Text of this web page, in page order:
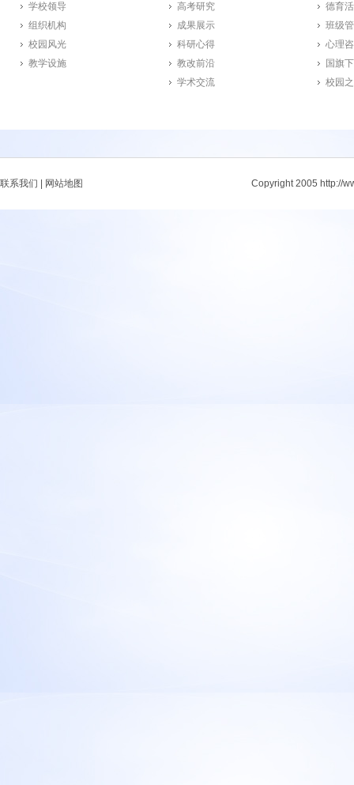
学校领导
组织机构
校园风光
教学设施
高考研究
成果展示
科研心得
教改前沿
学术交流
德育
班级
心理
国旗
校园
联系我们 网站地图 Copyright 2005 http://